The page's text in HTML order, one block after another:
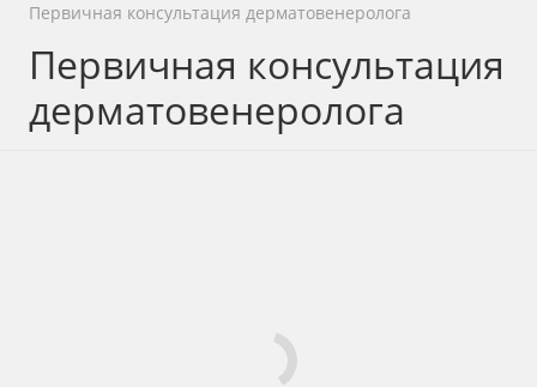
Первичная консультация дерматовенеролога
Первичная консультация
дерматовенеролога